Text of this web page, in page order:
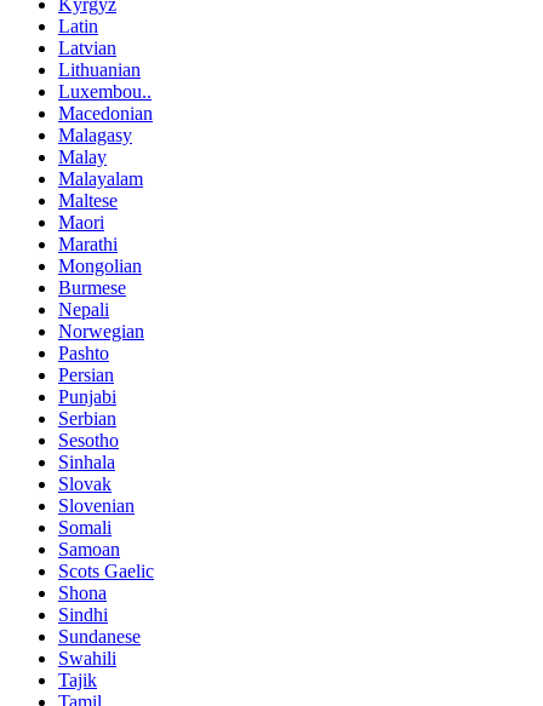
Kyrgyz
Latin
Latvian
Lithuanian
Luxembou..
Macedonian
Malagasy
Malay
Malayalam
Maltese
Maori
Marathi
Mongolian
Burmese
Nepali
Norwegian
Pashto
Persian
Punjabi
Serbian
Sesotho
Sinhala
Slovak
Slovenian
Somali
Samoan
Scots Gaelic
Shona
Sindhi
Sundanese
Swahili
Tajik
Tamil